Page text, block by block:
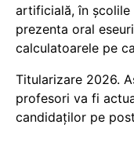
artificială, în școlile
prezenta oral
calculatoarele pe
Titularizare 2026.
profesori va fi
candidaților pe